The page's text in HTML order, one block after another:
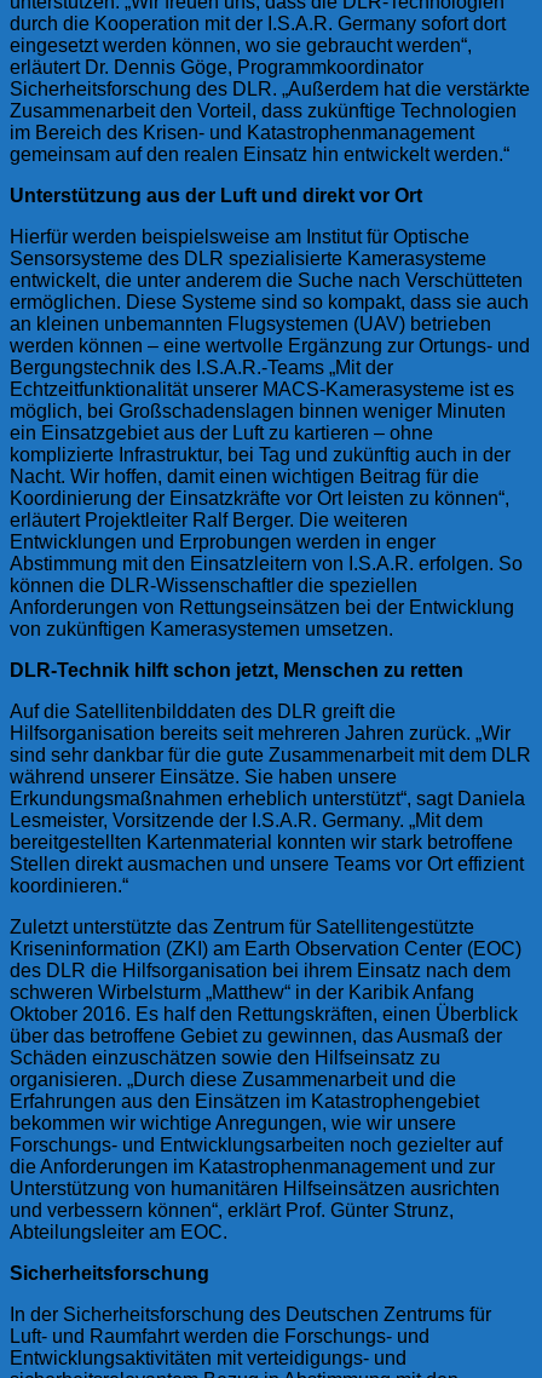
durch die Kooperation mit der I.S.A.R. Germany sofort dort
eingesetzt werden können, wo sie gebraucht werden“,
erläutert Dr. Dennis Göge, Programmkoordinator
Sicherheitsforschung des DLR. „Außerdem hat die verstärkte
Zusammenarbeit den Vorteil, dass zukünftige Technologien
im Bereich des Krisen- und Katastrophenmanagement
gemeinsam auf den realen Einsatz hin entwickelt werden.“
Unterstützung aus der Luft und direkt vor Ort
Hierfür werden beispielsweise am Institut für Optische
Sensorsysteme des DLR spezialisierte Kamerasysteme
entwickelt, die unter anderem die Suche nach Verschütteten
ermöglichen. Diese Systeme sind so kompakt, dass sie auch
an kleinen unbemannten Flugsystemen (UAV) betrieben
werden können – eine wertvolle Ergänzung zur Ortungs- und
Bergungstechnik des I.S.A.R.-Teams „Mit der
Echtzeitfunktionalität unserer MACS-Kamerasysteme ist es
möglich, bei Großschadenslagen binnen weniger Minuten
ein Einsatzgebiet aus der Luft zu kartieren – ohne
komplizierte Infrastruktur, bei Tag und zukünftig auch in der
Nacht. Wir hoffen, damit einen wichtigen Beitrag für die
Koordinierung der Einsatzkräfte vor Ort leisten zu können“,
erläutert Projektleiter Ralf Berger. Die weiteren
Entwicklungen und Erprobungen werden in enger
Abstimmung mit den Einsatzleitern von I.S.A.R. erfolgen. So
können die DLR-Wissenschaftler die speziellen
Anforderungen von Rettungseinsätzen bei der Entwicklung
von zukünftigen Kamerasystemen umsetzen.
DLR-Technik hilft schon jetzt, Menschen zu retten
Auf die Satellitenbilddaten des DLR greift die
Hilfsorganisation bereits seit mehreren Jahren zurück. „Wir
sind sehr dankbar für die gute Zusammenarbeit mit dem DLR
während unserer Einsätze. Sie haben unsere
Erkundungsmaßnahmen erheblich unterstützt“, sagt Daniela
Lesmeister, Vorsitzende der I.S.A.R. Germany. „Mit dem
bereitgestellten Kartenmaterial konnten wir stark betroffene
Stellen direkt ausmachen und unsere Teams vor Ort effizient
koordinieren.“
Zuletzt unterstützte das Zentrum für Satellitengestützte
Kriseninformation (ZKI) am Earth Observation Center (EOC)
des DLR die Hilfsorganisation bei ihrem Einsatz nach dem
schweren Wirbelsturm „Matthew“ in der Karibik Anfang
Oktober 2016. Es half den Rettungskräften, einen Überblick
über das betroffene Gebiet zu gewinnen, das Ausmaß der
Schäden einzuschätzen sowie den Hilfseinsatz zu
organisieren. „Durch diese Zusammenarbeit und die
Erfahrungen aus den Einsätzen im Katastrophengebiet
bekommen wir wichtige Anregungen, wie wir unsere
Forschungs- und Entwicklungsarbeiten noch gezielter auf
die Anforderungen im Katastrophenmanagement und zur
Unterstützung von humanitären Hilfseinsätzen ausrichten
und verbessern können“, erklärt Prof. Günter Strunz,
Abteilungsleiter am EOC.
Sicherheitsforschung
In der Sicherheitsforschung des Deutschen Zentrums für
Luft- und Raumfahrt werden die Forschungs- und
Entwicklungsaktivitäten mit verteidigungs- und